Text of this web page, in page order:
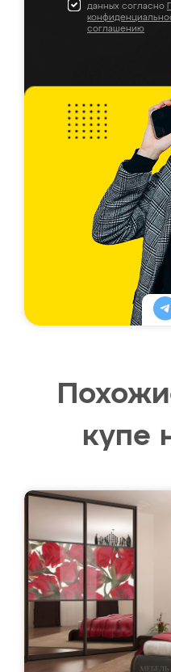
данных согласно
соглашению
купе